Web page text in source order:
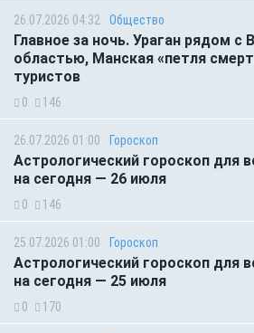
26.07.2026 04:32 Общество
Главное за ночь. Ураган рядом с
областью, Манская «петля
туристов
0 146
26.07.2026 01:00 Гороскоп
Астрологический гороскоп для
на сегодня — 26 июля
0 146
25.07.2026 01:00 Гороскоп
Астрологический гороскоп для
на сегодня — 25 июля
0 170